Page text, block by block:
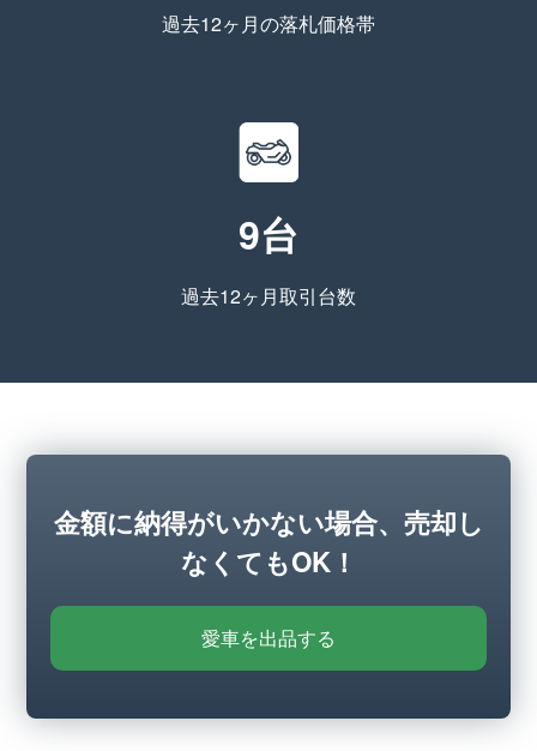
過去12ヶ月の落札価格帯
9台
過去12ヶ月取引台数
金額に納得がいかない場合、売却し
なくてもOK！
愛車を出品する